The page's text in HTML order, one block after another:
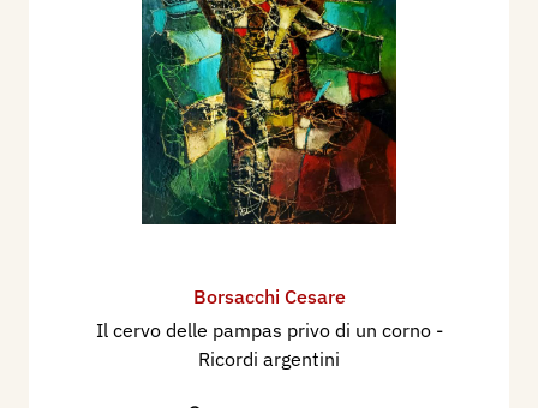
Borsacchi Cesare
Il cervo delle pampas privo di un corno -
Ricordi argentini